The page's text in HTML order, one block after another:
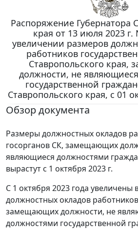
Распоряжение Губернатора
края от 13 июля 2023 г.
увеличении размеров
работников
Ставропольского края,
должности, не
государственной
Ставропольского края, с 01
Обзор документа
Размеры должностных окладов
госорганов СК, замещающих
являющиеся должностями
вырастут с 1 октября 2023 г.
С 1 октября 2023 года увеличены
должностных окладов
замещающих должности, не
должностями государственной